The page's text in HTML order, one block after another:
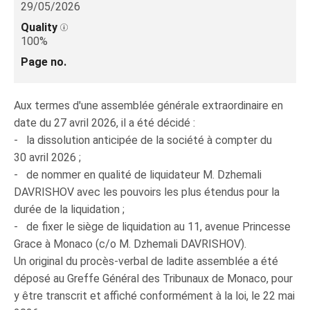
29/05/2026
Quality
100%
Page no.
Aux termes d'une assemblée générale extraordinaire en
date du 27 avril 2026, il a été décidé :
- la dissolution anticipée de la société à compter du
30 avril 2026 ;
- de nommer en qualité de liquidateur M. Dzhemali
DAVRISHOV avec les pouvoirs les plus étendus pour la
durée de la liquidation ;
- de fixer le siège de liquidation au 11, avenue Princesse
Grace à Monaco (c/o M. Dzhemali DAVRISHOV).
Un original du procès-verbal de ladite assemblée a été
déposé au Greffe Général des Tribunaux de Monaco, pour
y être transcrit et affiché conformément à la loi, le 22 mai